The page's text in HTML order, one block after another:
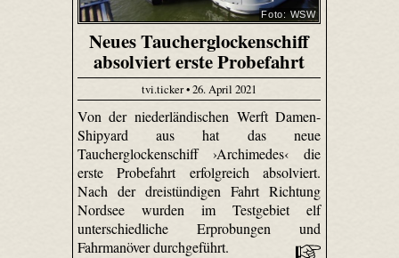
Foto: WSW
Neues Taucherglockenschiff
absolviert erste Probefahrt
tvi.ticker • 26. April 2021
Von der niederländischen Werft Damen-
Shipyard aus hat das neue
Taucherglockenschiff ›Archimedes‹ die
erste Probefahrt erfolgreich absolviert.
Nach der dreistündigen Fahrt Richtung
Nordsee wurden im Testgebiet elf
unterschiedliche Erprobungen und
Fahrmanöver durchgeführt.